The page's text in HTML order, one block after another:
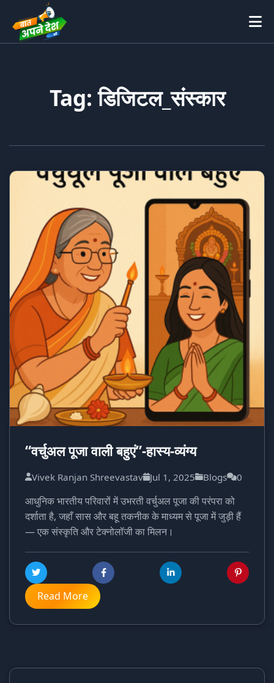
Tag: डिजिटल_संस्कार
“वर्चुअल पूजा वाली बहुएं”-हास्य-व्यंग्य
Vivek Ranjan Shreevastav Jul 1, 2025 Blogs 0
आधुनिक भारतीय परिवारों में उभरती वर्चुअल पूजा की परंपरा को
दर्शाता है, जहाँ सास और बहू तकनीक के माध्यम से पूजा में जुड़ी हैं
— एक संस्कृति और टेक्नोलॉजी का मिलन।
Read More